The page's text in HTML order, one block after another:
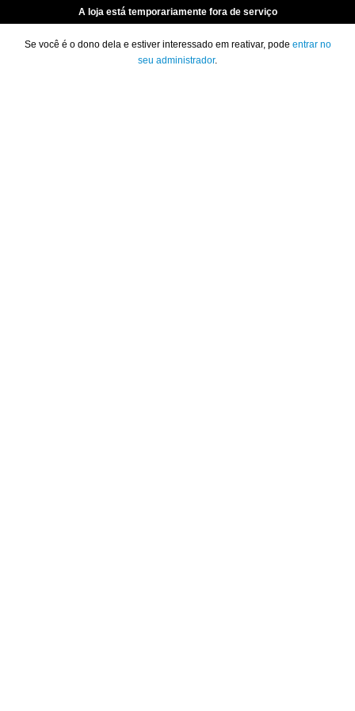
A loja está temporariamente fora de serviço
Se você é o dono dela e estiver interessado em reativar, pode entrar no
seu administrador.